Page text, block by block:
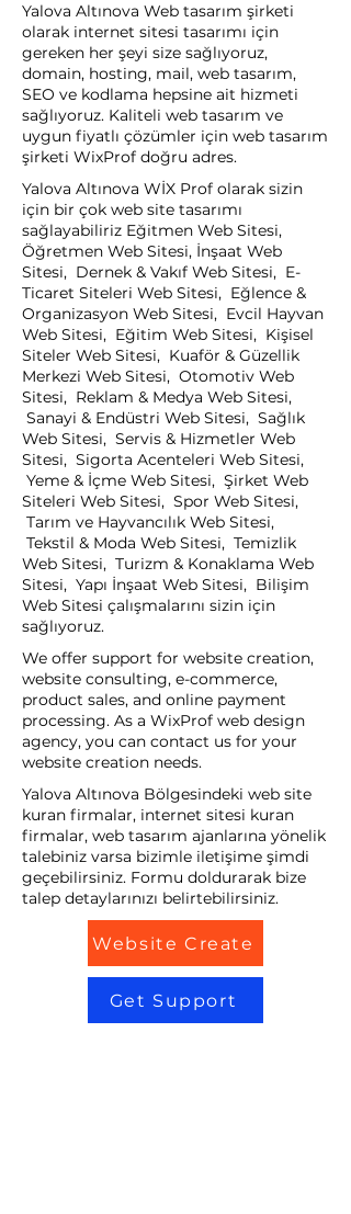
Yalova Altınova Web tasarım şirketi
olarak internet sitesi tasarımı için
gereken her şeyi size sağlıyoruz,
domain, hosting, mail, web tasarım,
SEO ve kodlama hepsine ait hizmeti
sağlıyoruz. Kaliteli web tasarım ve
uygun fiyatlı çözümler için web tasarım
şirketi WixProf doğru adres.
Yalova Altınova WİX Prof olarak sizin
için bir çok web site tasarımı
sağlayabiliriz Eğitmen Web Sitesi,
Öğretmen Web Sitesi, İnşaat Web
Sitesi, Dernek & Vakıf Web Sitesi, E-
Ticaret Siteleri Web Sitesi, Eğlence &
Organizasyon Web Sitesi, Evcil Hayvan
Web Sitesi, Eğitim Web Sitesi, Kişisel
Siteler Web Sitesi, Kuaför & Güzellik
Merkezi Web Sitesi, Otomotiv Web
Sitesi, Reklam & Medya Web Sitesi,
Sanayi & Endüstri Web Sitesi, Sağlık
Web Sitesi, Servis & Hizmetler Web
Sitesi, Sigorta Acenteleri Web Sitesi,
Yeme & İçme Web Sitesi, Şirket Web
Siteleri Web Sitesi, Spor Web Sitesi,
Tarım ve Hayvancılık Web Sitesi,
Tekstil & Moda Web Sitesi, Temizlik
Web Sitesi, Turizm & Konaklama Web
Sitesi, Yapı İnşaat Web Sitesi, Bilişim
Web Sitesi çalışmalarını sizin için
sağlıyoruz.
We offer support for website creation,
website consulting, e-commerce,
product sales, and online payment
processing. As a WixProf web design
agency, you can contact us for your
website creation needs.
Yalova Altınova Bölgesindeki web site
kuran firmalar, internet sitesi kuran
firmalar, web tasarım ajanlarına yönelik
talebiniz varsa bizimle iletişime şimdi
geçebilirsiniz. Formu doldurarak bize
talep detaylarınızı belirtebilirsiniz.
Website Create
Get Support